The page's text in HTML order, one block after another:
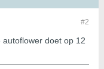
#2
doet op 12